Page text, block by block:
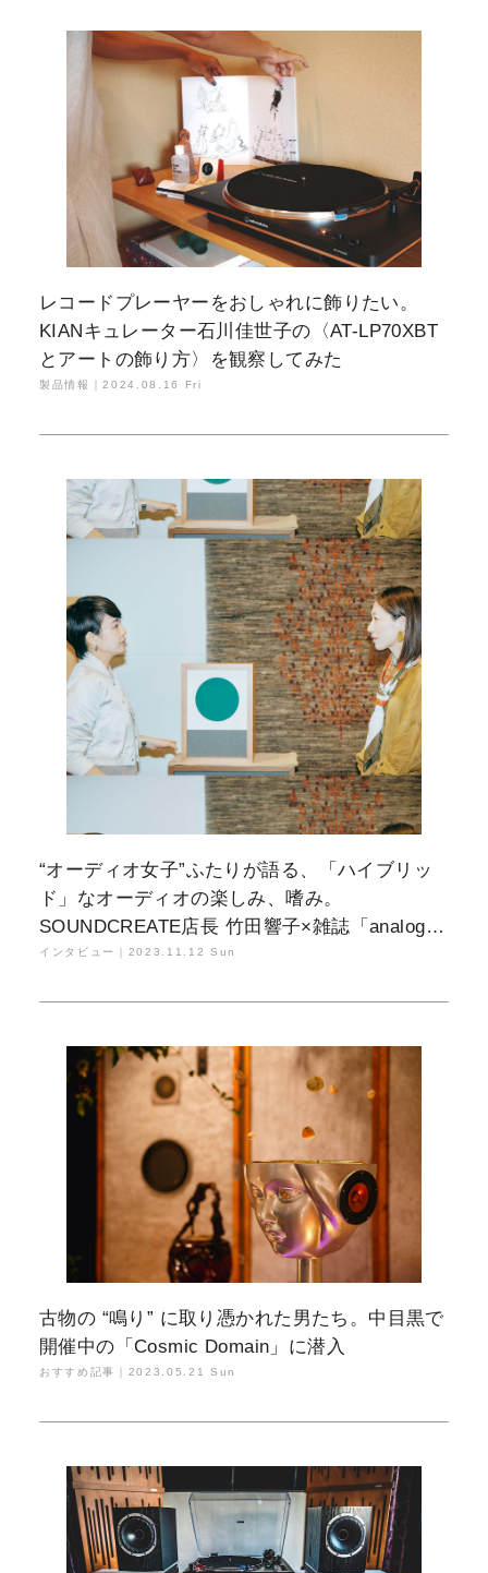
レコードプレーヤーをおしゃれに飾りたい。
KIANキュレーター石川佳世子の〈AT-LP70XBT
とアートの飾り方〉を観察してみた
製品情報｜2024.08.16 Fri
“オーディオ女子”ふたりが語る、「ハイブリッ
ド」なオーディオの楽しみ、嗜み。
SOUNDCREATE店長 竹田響子×雑誌「analog」
編集長 野間美紀子
インタビュー｜ 2023.11.12 Sun
古物の “鳴り” に取り憑かれた男たち。中目黒で
開催中の「Cosmic Domain」に潜入
おすすめ記事｜ 2023.05.21 Sun